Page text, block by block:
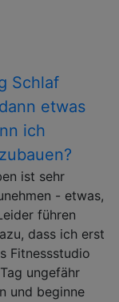
Schlaf
etwas
ich
ist sehr
- etwas,
führen
dass ich erst
Fitnessstudio
ungefähr
und beginne